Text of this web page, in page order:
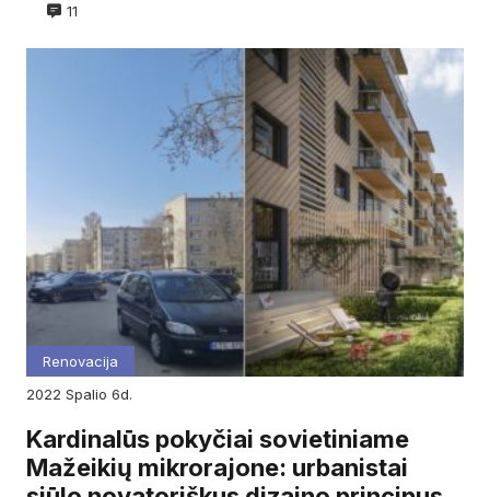
11
Renovacija
2022
spalio 6d.
Kardinalūs pokyčiai sovietiniame
Mažeikių mikrorajone: urbanistai